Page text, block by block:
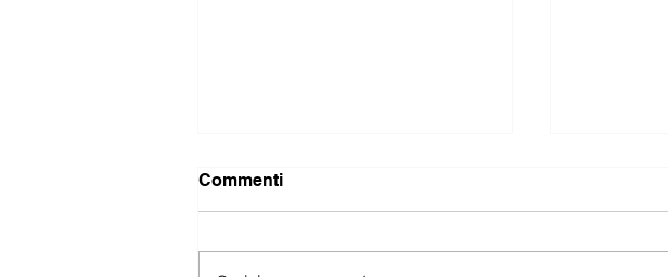
Commenti